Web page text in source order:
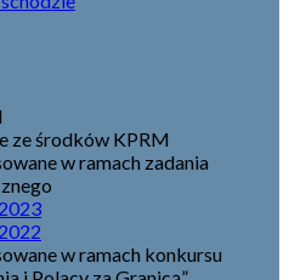
ze środków KPRM
w ramach zadania
2023
2022
w ramach konkursu